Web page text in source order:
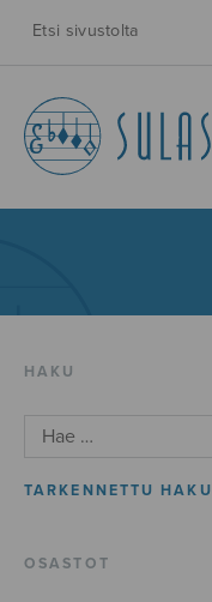
HAKU
TARKENNETTU HAKU
OSASTOT